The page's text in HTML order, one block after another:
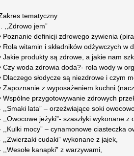
tematyczny
I. ,,Zdrowo jem”
Poznanie definicji zdrowego żywienia
Rola witamin i składników odżywczych w
Jakie produkty są zdrowe, a jakie nam
Czy woda zdrowia doda?- rola wody w
Dlaczego słodycze są niezdrowe i czym
Zapoznanie z wyposażeniem kuchni
Wspólne przygotowywanie zdrowych
,,Smaki lata” – orzeźwiające soki
,,Owocowe jeżyki”- szaszłyki wykonane z
,,Kulki mocy” – cynamonowe ciasteczka
,,Zwierzaki cudaki” wykonane z jajek,
,,Wesołe kanapki” z warzywami,